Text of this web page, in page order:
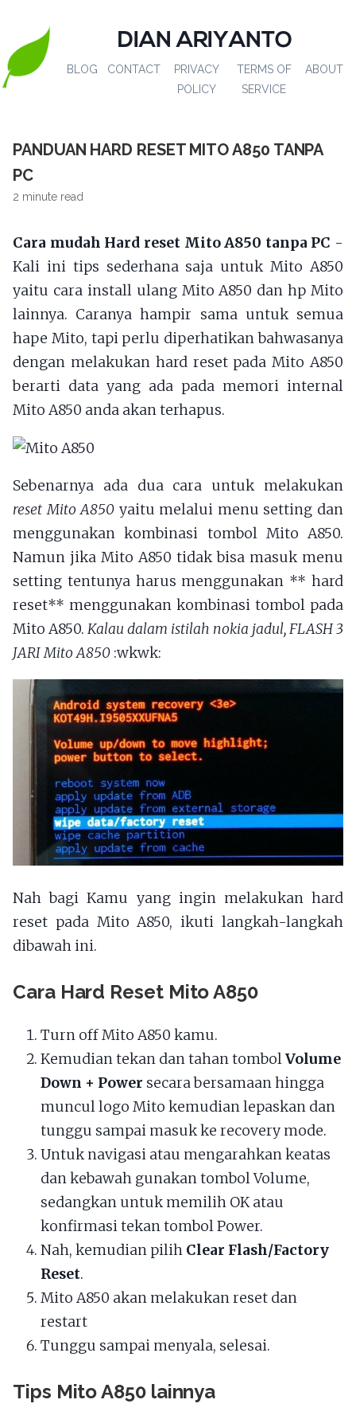
DIAN ARIYANTO
BLOG CONTACT
PRIVACY
POLICY
TERMS OF
SERVICE
ABOUT
PANDUAN HARD RESET MITO A850 TANPA
PC
2 minute read
Cara mudah Hard reset Mito A850 tanpa PC -
Kali ini tips sederhana saja untuk Mito A850
yaitu cara install ulang Mito A850 dan hp Mito
lainnya. Caranya hampir sama untuk semua
hape Mito, tapi perlu diperhatikan bahwasanya
dengan melakukan hard reset pada Mito A850
berarti data yang ada pada memori internal
Mito A850 anda akan terhapus.
Sebenarnya ada dua cara untuk melakukan
reset Mito A850 yaitu melalui menu setting dan
menggunakan kombinasi tombol Mito A850.
Namun jika Mito A850 tidak bisa masuk menu
setting tentunya harus menggunakan ** hard
reset** menggunakan kombinasi tombol pada
Mito A850. Kalau dalam istilah nokia jadul, FLASH 3
JARI Mito A850 :wkwk:
Nah bagi Kamu yang ingin melakukan hard
reset pada Mito A850, ikuti langkah-langkah
dibawah ini.
Cara Hard Reset Mito A850
Turn off Mito A850 kamu.
Kemudian tekan dan tahan tombolVolume
Down + Power secara bersamaan hingga
muncul logo Mito kemudian lepaskan dan
tunggu sampai masuk ke recovery mode.
Untuk navigasi atau mengarahkan keatas
dan kebawah gunakan tombol Volume,
sedangkan untuk memilih OK atau
konfirmasi tekan tombol Power.
Nah, kemudian pilih Clear Flash/Factory
Reset.
Mito A850 akan melakukan reset dan
restart
Tunggu sampai menyala, selesai.
Tips Mito A850 lainnya